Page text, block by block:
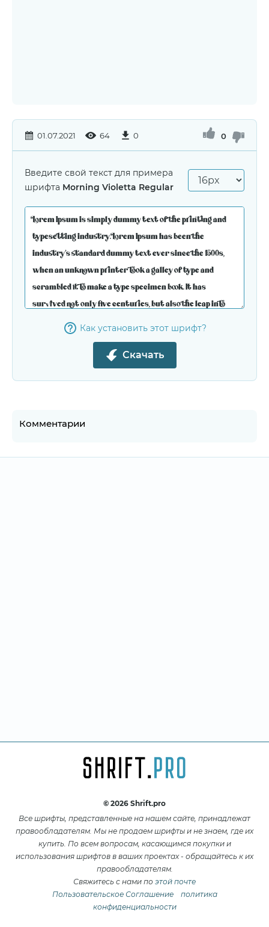
01.07.2021 64 0 0
Введите свой текст для примера
шрифта Morning Violetta Regular
Как установить этот шрифт?
Скачать
Комментарии
© 2026 Shrift.pro
Все шрифты, представленные на нашем сайте, принадлежат
правообладателям. Мы не продаем шрифты и не знаем, где их
купить. По всем вопросам, касающимся покупки и
использования шрифтов в ваших проектах - обращайтесь к их
правообладателям.
Свяжитесь с нами по этой почте
Пользовательское Соглашение
политика
конфиденциальности